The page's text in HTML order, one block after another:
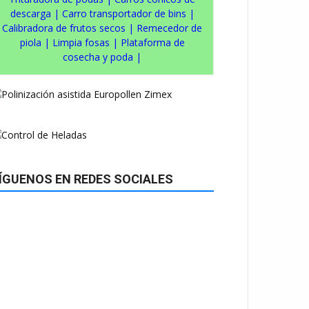
descarga | Carro transportador de bins |
Calibradora de frutos secos | Remecedor de
piola | Limpia fosas | Plataforma de
cosecha y poda |
EN REDES SOCIALES